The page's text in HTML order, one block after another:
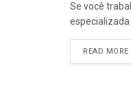
Se você
especializada
READ MORE